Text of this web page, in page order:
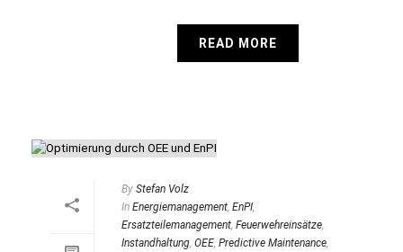
READ MORE
By Stefan Volz
In Energiemanagement, EnPI,
Ersatzteilemanagement, Feuerwehreinsätze,
Instandhaltung, OEE, Predictive Maintenance,